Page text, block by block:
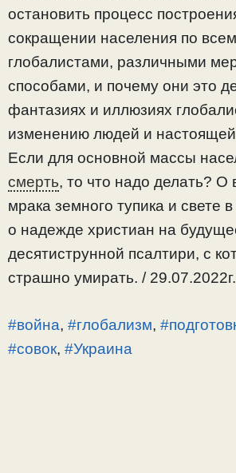
остановить процесс
сокращении населения по
глобалистами, различными
способами, и почему они это
фантазиях и иллюзиях
изменению людей и
Если для основной массы
смерть, то что надо делать? О
мрака земного тупика и свете
о надежде христиан на
десятиструнной псалтири, с
страшно умирать. / 29.07.2022г.
#война, #глобализм,
#совок, #Украина